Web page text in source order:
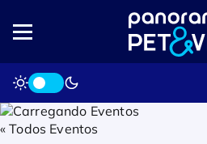
« Todos Eventos